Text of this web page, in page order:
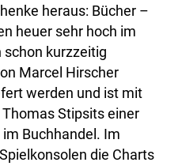
heraus: Bücher –
heuer sehr hoch im
schon kurzzeitig
Marcel Hirscher
werden und ist mit
Stipsits einer
Buchhandel. Im
die Charts